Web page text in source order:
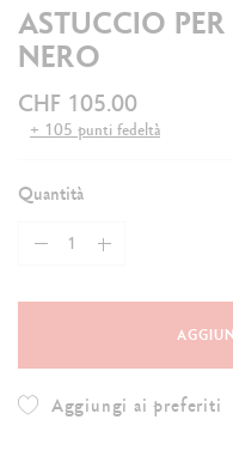
ASTUCCIO
NERO
CHF 105.00
+ 105 punti fedeltà
Quantità
Aggiungi ai preferiti